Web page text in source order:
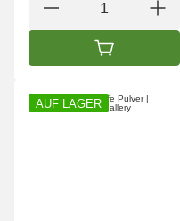
IN DEN
AUF LAGER